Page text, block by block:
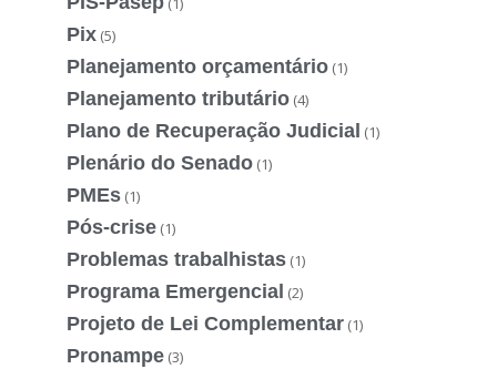
Pix (5)
Planejamento orçamentário (1)
Planejamento tributário (4)
Plano de Recuperação Judicial (1)
Plenário do Senado (1)
PMEs (1)
Pós-crise (1)
Problemas trabalhistas (1)
Programa Emergencial (2)
Projeto de Lei Complementar (1)
Pronampe (3)